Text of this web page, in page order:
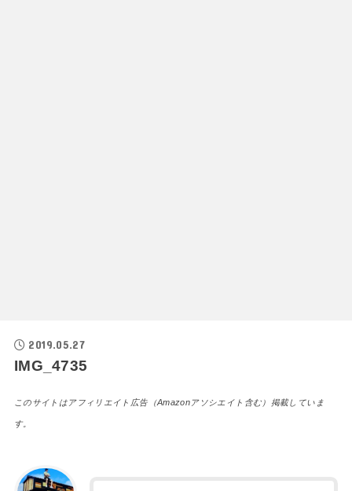
2019.05.27
IMG_4735
このサイトはアフィリエイト広告（Amazonアソシエイト含む）掲載していま
す。